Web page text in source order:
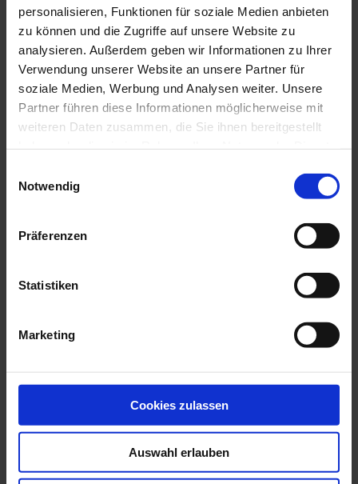
personalisieren, Funktionen für soziale Medien anbieten
zu können und die Zugriffe auf unsere Website zu
analysieren. Außerdem geben wir Informationen zu Ihrer
Verwendung unserer Website an unsere Partner für
soziale Medien, Werbung und Analysen weiter. Unsere
Partner führen diese Informationen möglicherweise mit
weiteren Daten zusammen, die Sie ihnen bereitgestellt
Notwendig
Präferenzen
Statistiken
Marketing
Cookies zulassen
Auswahl erlauben
Gennaker: 105 qm